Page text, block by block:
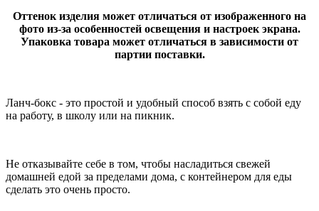
Оттенок изделия может отличаться от изображенного на
фото из-за особенностей освещения и настроек экрана.
Упаковка товара может отличаться в зависимости от
партии поставки.
Ланч-бокс - это простой и удобный способ взять с собой еду
на работу, в школу или на пикник.
Не отказывайте себе в том, чтобы насладиться свежей
домашней едой за пределами дома, с контейнером для еды
сделать это очень просто.